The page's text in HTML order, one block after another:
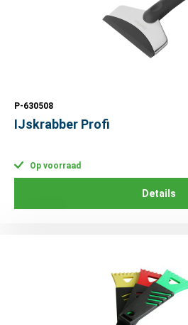
P-630508
IJskrabber Profi
Op voorraad
Details